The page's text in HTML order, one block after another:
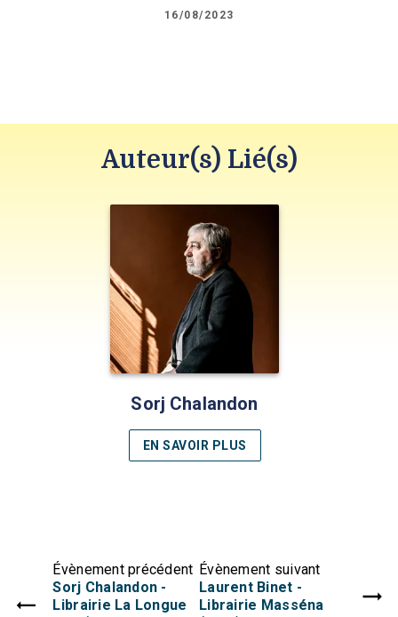
16/08/2023
Auteur(s) Lié(s)
Sorj Chalandon
EN SAVOIR PLUS
Évènement précédent
Sorj Chalandon -
Librairie La Longue
Évènement suivant
Laurent Binet -
Librairie Masséna